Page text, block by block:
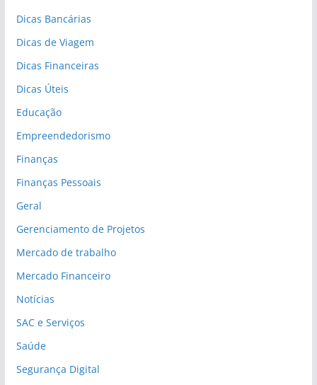
Dicas Bancárias
Dicas de Viagem
Dicas Financeiras
Dicas Úteis
Educação
Empreendedorismo
Finanças
Finanças Pessoais
Geral
Gerenciamento de Projetos
Mercado de trabalho
Mercado Financeiro
Notícias
SAC e Serviços
Saúde
Segurança Digital